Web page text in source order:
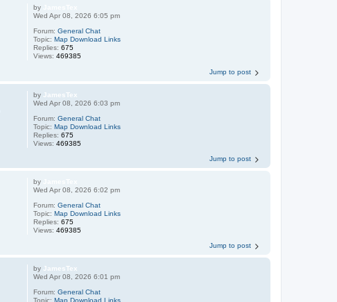
by
Wed Apr 08, 2026 6:05 pm
Forum:General Chat
Topic:Map Download Links
Replies:675
Views:469385
Jump to post
by JamesTex
Wed Apr 08, 2026 6:03 pm
Forum:General Chat
Topic:Map Download Links
Replies:675
Views:469385
Jump to post
by
Wed Apr 08, 2026 6:02 pm
Forum:General Chat
Topic:Map Download Links
Replies:675
Views:469385
Jump to post
by JamesTex
Wed Apr 08, 2026 6:01 pm
Forum:General Chat
Topic:Map Download Links